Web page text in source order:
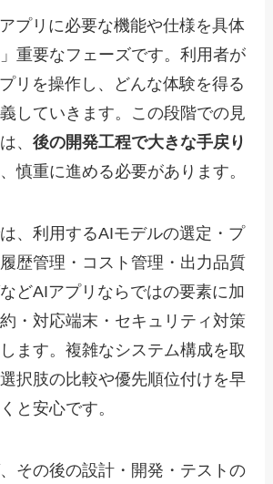
プリに必要な機能や仕様を具体
重要なフェーズです。利用者が
リを操作し、どんな体験を得る
していきます。この段階での見
、後の開発工程で大きな手戻り
慎重に進める必要があります。
、利用するAIモデルの選定・プ
歴管理・コスト管理・出力品質
どAIアプリならではの要素に加
・対応端末・セキュリティ対策
ます。複雑なシステム構成を取
択肢の比較や優先順位付けを早
と安心です。
その後の設計・開発・テストの